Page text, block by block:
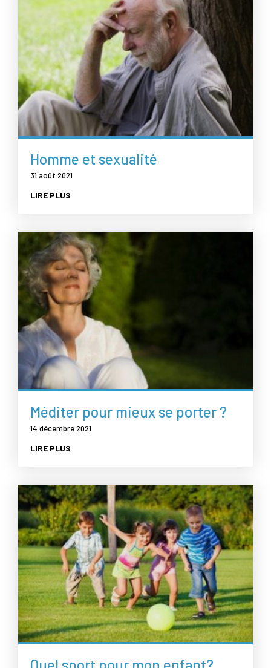
Homme et sexualité
31 août 2021
LIRE PLUS
Méditer pour mieux se porter ?
14 décembre 2021
LIRE PLUS